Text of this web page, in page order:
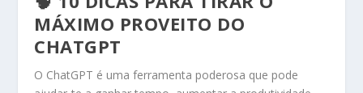
MÁXIMO PROVEITO DO
CHATGPT
O ChatGPT é uma ferramenta poderosa que pode